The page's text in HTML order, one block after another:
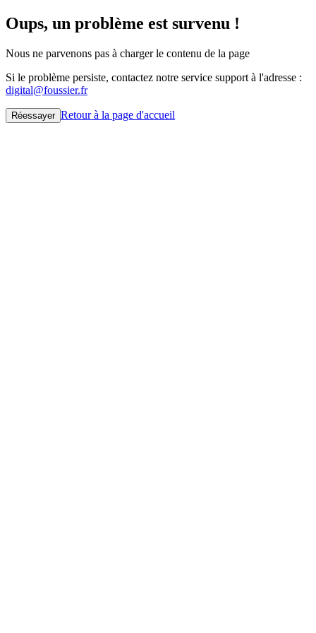
Oups, un problème est survenu !
Nous ne parvenons pas à charger le contenu de la page
Si le problème persiste, contactez notre service support à l'adresse :
digital@foussier.fr
Réessayer Retour à la page d'accueil